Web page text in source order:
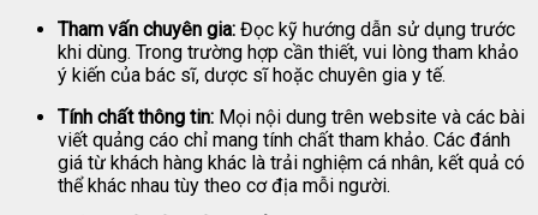
Tham vấn chuyên gia: Đọc kỹ hướng dẫn sử dụng trước
khi dùng. Trong trường hợp cần thiết, vui lòng tham khảo
ý kiến của bác sĩ, dược sĩ hoặc chuyên gia y tế.
Tính chất thông tin: Mọi nội dung trên website và các bài
viết quảng cáo chỉ mang tính chất tham khảo. Các đánh
giá từ khách hàng khác là trải nghiệm cá nhân, kết quả có
thể khác nhau tùy theo cơ địa mỗi người.